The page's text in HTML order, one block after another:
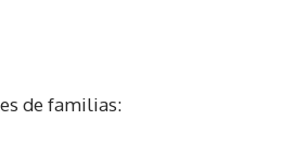
de familias: